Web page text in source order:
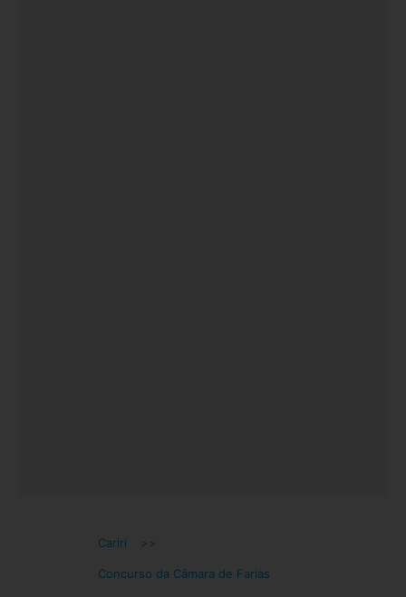
Cariri >>
Concurso da Câmara de Farias